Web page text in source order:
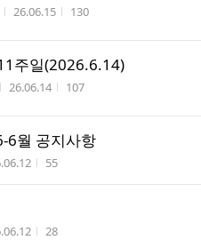
작성시간
26.06.15 조회수
130
주일(2026.6.14)
작성시간
26.06.14 조회수
107
6월 공지사항
시간 조회수
55
시간 조회수
28